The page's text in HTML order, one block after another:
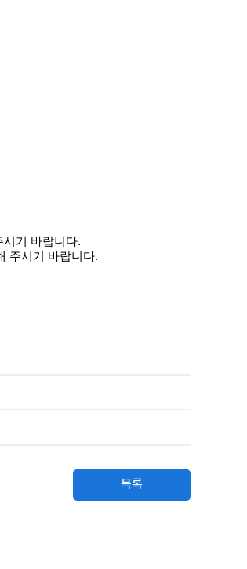
시기 바랍니다.
주시기 바랍니다.
목록